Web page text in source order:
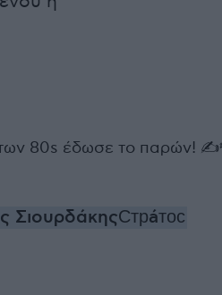
80s έδωσε το παρών!